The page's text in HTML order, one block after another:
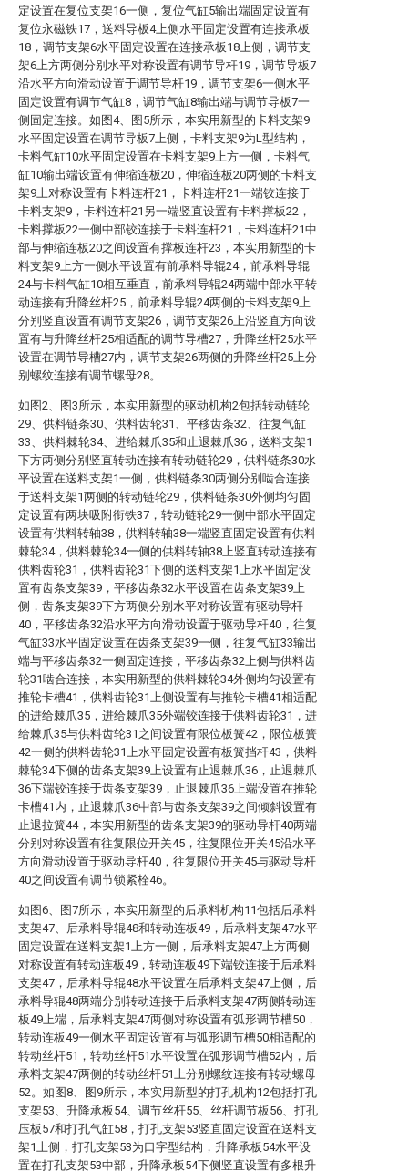
定设置在复位支架16一侧，复位气缸5输出端固定设置有
复位永磁铁17，送料导板4上侧水平固定设置有连接承板
18，调节支架6水平固定设置在连接承板18上侧，调节支
架6上方两侧分别水平对称设置有调节导杆19，调节导板7
沿水平方向滑动设置于调节导杆19，调节支架6一侧水平
固定设置有调节气缸8，调节气缸8输出端与调节导板7一
侧固定连接。如图4、图5所示，本实用新型的卡料支架9
水平固定设置在调节导板7上侧，卡料支架9为L型结构，
卡料气缸10水平固定设置在卡料支架9上方一侧，卡料气
缸10输出端设置有伸缩连板20，伸缩连板20两侧的卡料支
架9上对称设置有卡料连杆21，卡料连杆21一端铰连接于
卡料支架9，卡料连杆21另一端竖直设置有卡料撑板22，
卡料撑板22一侧中部铰连接于卡料连杆21，卡料连杆21中
部与伸缩连板20之间设置有撑板连杆23，本实用新型的卡
料支架9上方一侧水平设置有前承料导辊24，前承料导辊
24与卡料气缸10相互垂直，前承料导辊24两端中部水平转
动连接有升降丝杆25，前承料导辊24两侧的卡料支架9上
分别竖直设置有调节支架26，调节支架26上沿竖直方向设
置有与升降丝杆25相适配的调节导槽27，升降丝杆25水平
设置在调节导槽27内，调节支架26两侧的升降丝杆25上分
别螺纹连接有调节螺母28。
如图2、图3所示，本实用新型的驱动机构2包括转动链轮
29、供料链条30、供料齿轮31、平移齿条32、往复气缸
33、供料棘轮34、进给棘爪35和止退棘爪36，送料支架1
下方两侧分别竖直转动连接有转动链轮29，供料链条30水
平设置在送料支架1一侧，供料链条30两侧分别啮合连接
于送料支架1两侧的转动链轮29，供料链条30外侧均匀固
定设置有两块吸附衔铁37，转动链轮29一侧中部水平固定
设置有供料转轴38，供料转轴38一端竖直固定设置有供料
棘轮34，供料棘轮34一侧的供料转轴38上竖直转动连接有
供料齿轮31，供料齿轮31下侧的送料支架1上水平固定设
置有齿条支架39，平移齿条32水平设置在齿条支架39上
侧，齿条支架39下方两侧分别水平对称设置有驱动导杆
40，平移齿条32沿水平方向滑动设置于驱动导杆40，往复
气缸33水平固定设置在齿条支架39一侧，往复气缸33输出
端与平移齿条32一侧固定连接，平移齿条32上侧与供料齿
轮31啮合连接，本实用新型的供料棘轮34外侧均匀设置有
推轮卡槽41，供料齿轮31上侧设置有与推轮卡槽41相适配
的进给棘爪35，进给棘爪35外端铰连接于供料齿轮31，进
给棘爪35与供料齿轮31之间设置有限位板簧42，限位板簧
42一侧的供料齿轮31上水平固定设置有板簧挡杆43，供料
棘轮34下侧的齿条支架39上设置有止退棘爪36，止退棘爪
36下端铰连接于齿条支架39，止退棘爪36上端设置在推轮
卡槽41内，止退棘爪36中部与齿条支架39之间倾斜设置有
止退拉簧44，本实用新型的齿条支架39的驱动导杆40两端
分别对称设置有往复限位开关45，往复限位开关45沿水平
方向滑动设置于驱动导杆40，往复限位开关45与驱动导杆
40之间设置有调节锁紧栓46。
如图6、图7所示，本实用新型的后承料机构11包括后承料
支架47、后承料导辊48和转动连板49，后承料支架47水平
固定设置在送料支架1上方一侧，后承料支架47上方两侧
对称设置有转动连板49，转动连板49下端铰连接于后承料
支架47，后承料导辊48水平设置在后承料支架47上侧，后
承料导辊48两端分别转动连接于后承料支架47两侧转动连
板49上端，后承料支架47两侧对称设置有弧形调节槽50，
转动连板49一侧水平固定设置有与弧形调节槽50相适配的
转动丝杆51，转动丝杆51水平设置在弧形调节槽52内，后
承料支架47两侧的转动丝杆51上分别螺纹连接有转动螺母
52。如图8、图9所示，本实用新型的打孔机构12包括打孔
支架53、升降承板54、调节丝杆55、丝杆调节板56、打孔
压板57和打孔气缸58，打孔支架53竖直固定设置在送料支
架1上侧，打孔支架53为口字型结构，升降承板54水平设
置在打孔支架53中部，升降承板54下侧竖直设置有多根升